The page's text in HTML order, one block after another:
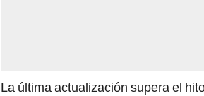
La última actualización supera el